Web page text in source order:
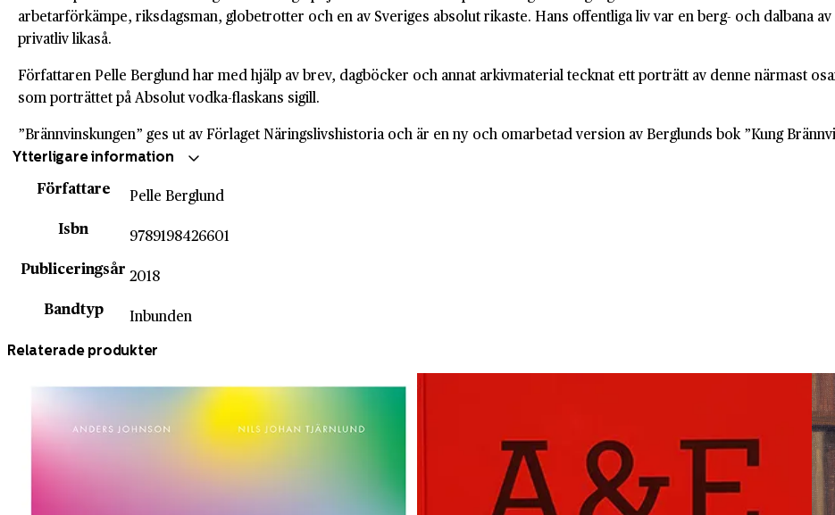
arbetarförkämpe, riksdagsman, globetrotter och en av Sveriges absolut rikaste. Hans offentliga liv var en berg- och dalbana
privatliv likaså.
Författaren Pelle Berglund har med hjälp av brev, dagböcker och annat arkivmaterial tecknat ett porträtt av denne närmast
som porträttet på Absolut vodka-flaskans sigill.
”Brännvinskungen” ges ut av Förlaget Näringslivshistoria och är en ny och omarbetad version av Berglunds bok ”Kung
Ytterligare information
Författare
Pelle Berglund
Isbn
9789198426601
Publiceringsår 2018
Bandtyp
Inbunden
Relaterade produkter